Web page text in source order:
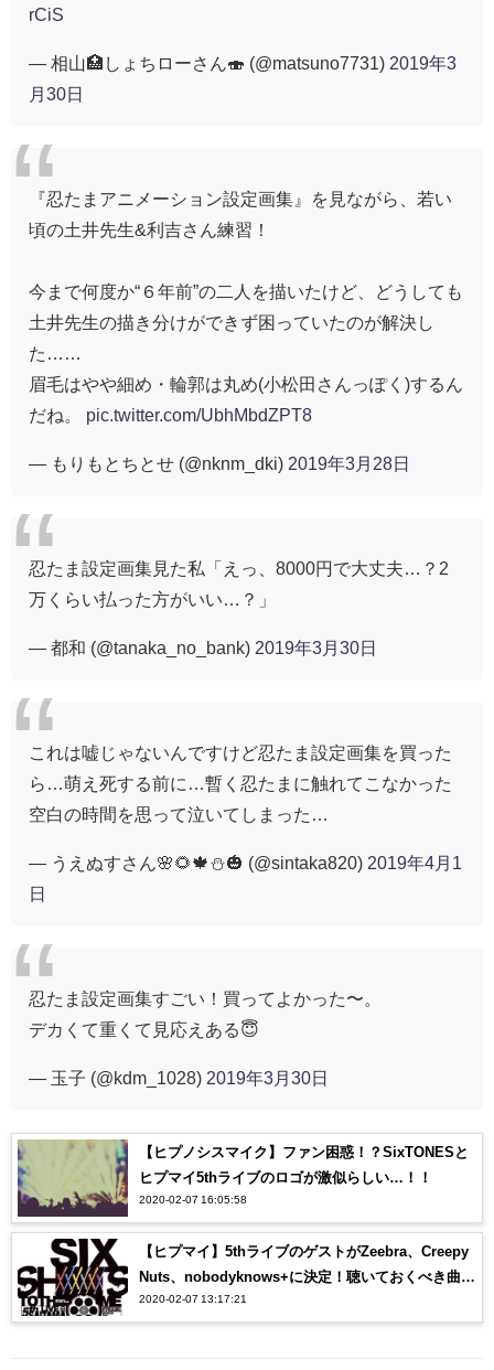
rCiS
— 相山🏥しょちローさん🍣 (@matsuno7731) 2019年3
月30日
『忍たまアニメーション設定画集』を見ながら、若い
頃の土井先生&利吉さん練習！
今まで何度か“６年前”の二人を描いたけど、どうしても
土井先生の描き分けができず困っていたのが解決し
た……
眉毛はやや細め・輪郭は丸め(小松田さんっぽく)するん
だね。 pic.twitter.com/UbhMbdZPT8
— もりもとちとせ (@nknm_dki) 2019年3月28日
忍たま設定画集見た私「えっ、8000円で大丈夫…？2
万くらい払った方がいい…？」
— 都和 (@tanaka_no_bank) 2019年3月30日
これは嘘じゃないんですけど忍たま設定画集を買った
ら…萌え死する前に…暫く忍たまに触れてこなかった
空白の時間を思って泣いてしまった…
— うえぬすさん🌸🌻🍁⛄🎃 (@sintaka820) 2019年4月1
日
忍たま設定画集すごい！買ってよかった〜。
デカくて重くて見応えある😇
— 玉子 (@kdm_1028) 2019年3月30日
【ヒプノシスマイク】ファン困惑！？SixTONESと
ヒプマイ5thライブのロゴが激似らしい…！！
2020-02-07 16:05:58
【ヒプマイ】5thライブのゲストがZeebra、Creepy
Nuts、nobodyknows+に決定！聴いておくべき曲
は？？
2020-02-07 13:17:21